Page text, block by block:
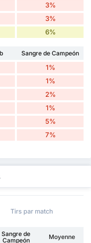
3%
3%
6%
Sangre de Campeón
1%
1%
2%
1%
5%
7%
Tirs par match
Sangre de
Campeón
Moyenne